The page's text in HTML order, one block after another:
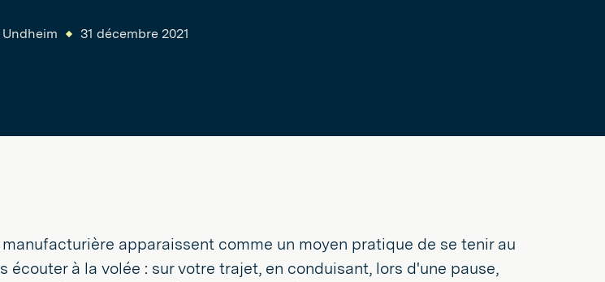
31 décembre 2021
apparaissent comme un moyen pratique de se tenir au
écouter à la volée : sur votre trajet, en conduisant, lors d'une pause,